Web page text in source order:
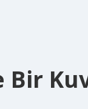
Bir